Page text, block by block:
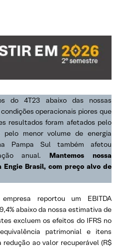
do 4T23 abaixo das nossas
operacionais piores que
resultados foram afetados pelo
menor volume de energia
Pampa Sul também afetou
anual. Mantemos nossa
Engie Brasil, com preço alvo de
reportou um EBITDA
abaixo da nossa estimativa de
excluem os efeitos do IFRS no
patrimonial e itens
ao valor recuperável (R$